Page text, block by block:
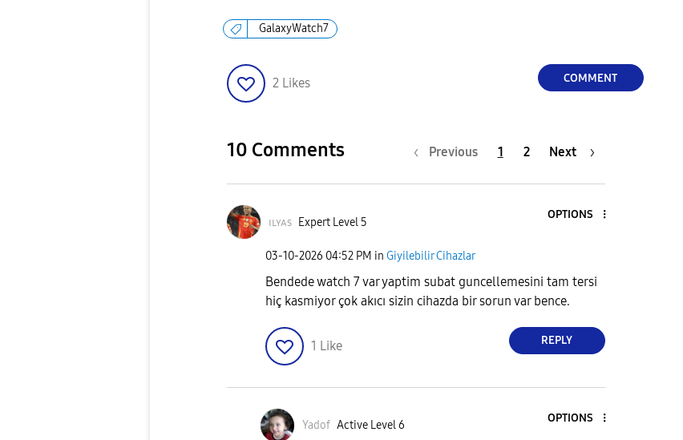
GalaxyWatch7
2 Likes COMMENT
10 Comments Previous 1 2 Next
ɪʟʏᴀs Expert Level 5
OPTIONS
‎03-10-2026 04:52 PM in Giyilebilir Cihazlar
Bendede watch 7 var yaptim subat guncellemesini tam tersi
hiç kasmiyor çok akıcı sizin cihazda bir sorun var bence.
1 Like REPLY
Yadof Active Level 6
OPTIONS